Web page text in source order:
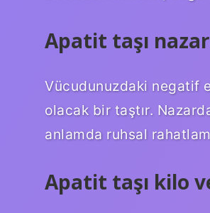
Apatit taşı
Vücudunuzdaki negatif
olacak bir taştır.
anlamda ruhsal
Apatit taşı kilo